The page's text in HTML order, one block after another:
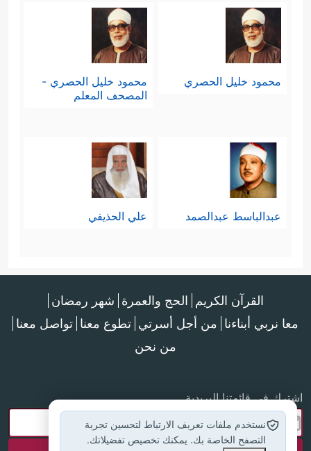
محمود خليل الحصري
محمود خليل الحصري -
المصحف المعلم
عبدالباسط عبدالصمد علي الحذيفي
القرآن الكريم الحج والعمرة شهر رمضان
معا نربي أبناءنا من أجل أسرتي تطوع معنا تواصل معنا
من نحن
اشترك في قائمتنا البريدية
نستخدم ملفات تعريف الارتباط لتحسين تجربة
التصفح الخاصة بك. يمكنك تخصيص تفضيلاتك.